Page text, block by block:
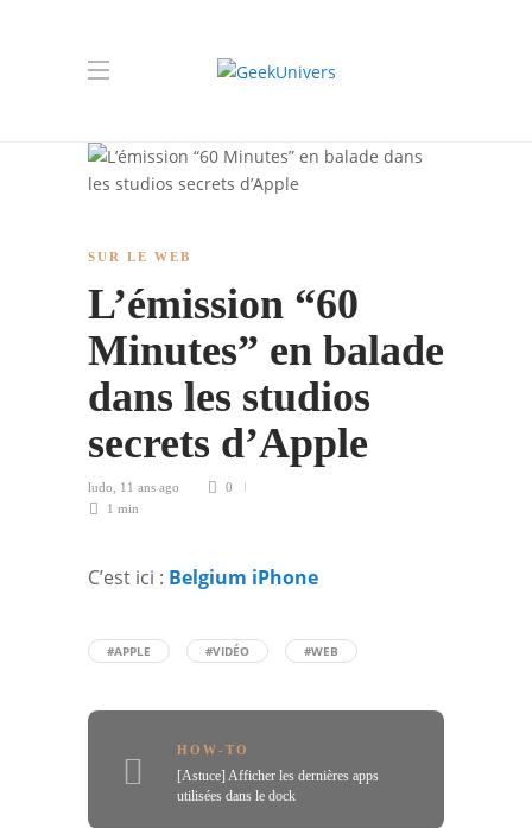
SUR LE WEB
L’émission “60
Minutes” en balade
dans les studios
secrets d’Apple
ludo 11 ans ago
0
1 min
C’est ici : Belgium iPhone
#APPLE #VIDÉO #WEB
HOW-TO
[Astuce] Afficher les dernières apps
utilisées dans le dock